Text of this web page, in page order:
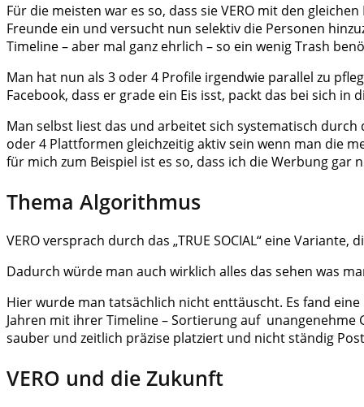
Für die meisten war es so, dass sie VERO mit den
Freunde ein und versucht nun selektiv die Personen
Timeline – aber mal ganz ehrlich – so ein wenig Trash
Man hat nun als 3 oder 4 Profile irgendwie parallel zu
Facebook, dass er grade ein Eis isst, packt das bei sich
Man selbst liest das und arbeitet sich systematisch
oder 4 Plattformen gleichzeitig aktiv sein wenn man die
für mich zum Beispiel ist es so, dass ich die Werbung
Thema Algorithmus
VERO versprach durch das „TRUE SOCIAL“ eine
Dadurch würde man auch wirklich alles das sehen was
Hier wurde man tatsächlich nicht enttäuscht. Es fand
Jahren mit ihrer Timeline – Sortierung auf unangenehme
sauber und zeitlich präzise platziert und nicht ständig
VERO und die Zukunft